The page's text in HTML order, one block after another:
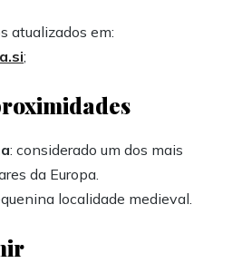
atualizados em:
;
: considerado um dos mais
da Europa.
localidade medieval.